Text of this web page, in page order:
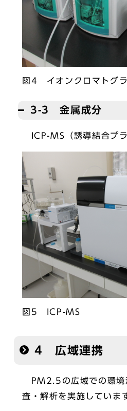
図4 イオンクロマトグ
3-3 金属成分
ICP-MS（誘導結合プラ
図5 ICP-MS
4 広域連携
PM2.5の広域での環境
査・解析を実施していま